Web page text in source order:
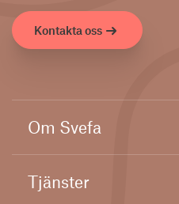
Kontakta oss
Om Svefa
Tjänster